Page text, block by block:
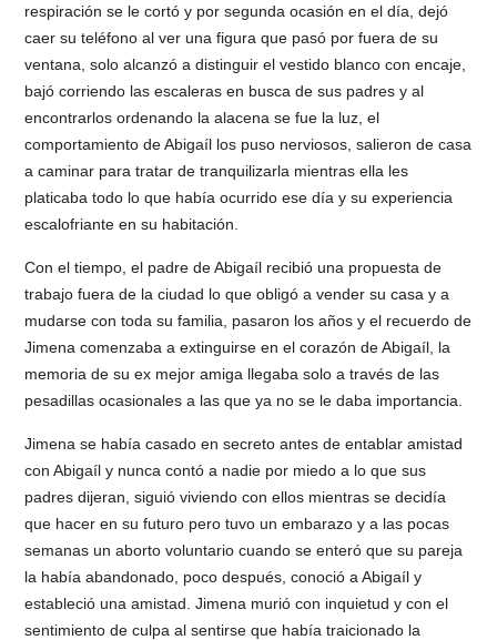
respiración se le cortó y por segunda ocasión en el día, dejó
caer su teléfono al ver una figura que pasó por fuera de su
ventana, solo alcanzó a distinguir el vestido blanco con encaje,
bajó corriendo las escaleras en busca de sus padres y al
encontrarlos ordenando la alacena se fue la luz, el
comportamiento de Abigaíl los puso nerviosos, salieron de casa
a caminar para tratar de tranquilizarla mientras ella les
platicaba todo lo que había ocurrido ese día y su experiencia
escalofriante en su habitación.
Con el tiempo, el padre de Abigaíl recibió una propuesta de
trabajo fuera de la ciudad lo que obligó a vender su casa y a
mudarse con toda su familia, pasaron los años y el recuerdo de
Jimena comenzaba a extinguirse en el corazón de Abigaíl, la
memoria de su ex mejor amiga llegaba solo a través de las
pesadillas ocasionales a las que ya no se le daba importancia.
Jimena se había casado en secreto antes de entablar amistad
con Abigaíl y nunca contó a nadie por miedo a lo que sus
padres dijeran, siguió viviendo con ellos mientras se decidía
que hacer en su futuro pero tuvo un embarazo y a las pocas
semanas un aborto voluntario cuando se enteró que su pareja
la había abandonado, poco después, conoció a Abigaíl y
estableció una amistad. Jimena murió con inquietud y con el
sentimiento de culpa al sentirse que había traicionado la